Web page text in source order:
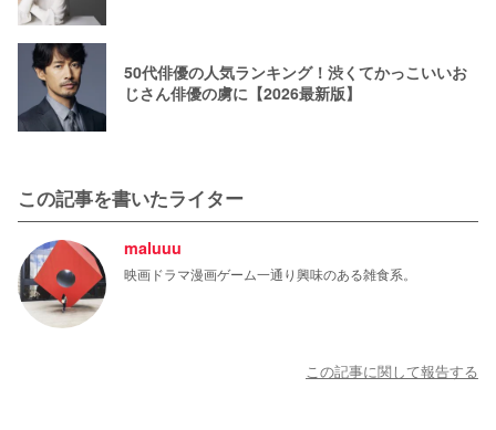
50代俳優の人気ランキング！渋くてかっこいいお
じさん俳優の虜に【2026最新版】
この記事を書いたライター
maluuu
映画ドラマ漫画ゲーム一通り興味のある雑食系。
この記事に関して報告する